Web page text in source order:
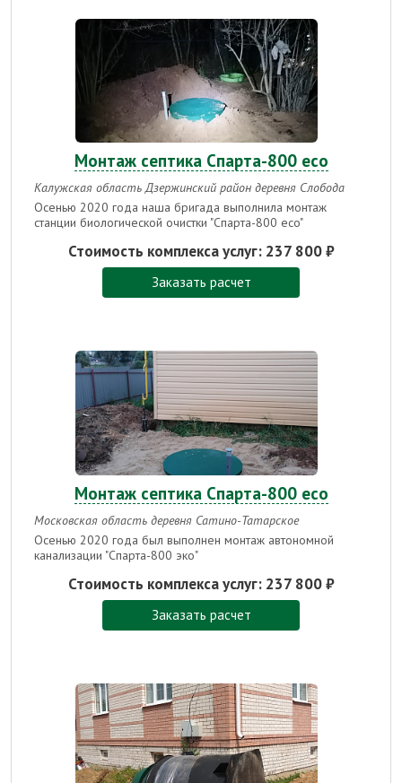
Монтаж септика Спарта-800 есо
Калужская область Дзержинский район деревня Слобода
Осенью 2020 года наша бригада выполнила монтаж
станции биологической очистки "Спарта-800 eco"
Стоимость комплекса услуг: 237 800 ₽
Заказать расчет
Монтаж септика Спарта-800 есо
Московская область деревня Сатино-Татарское
Осенью 2020 года был выполнен монтаж автономной
канализации "Спарта-800 эко"
Стоимость комплекса услуг: 237 800 ₽
Заказать расчет